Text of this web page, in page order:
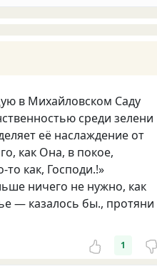
в Михайловском Саду
среди зелени
её наслаждение от
как Она, в покое,
как, Господи.!»
ничего не нужно, как
— казалось бы., протяни
1